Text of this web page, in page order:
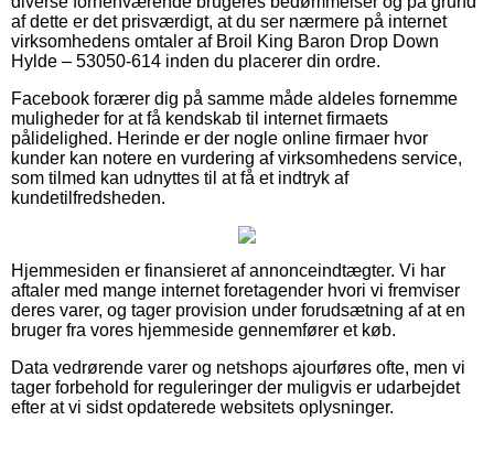
af dette er det prisværdigt, at du ser nærmere på internet
virksomhedens omtaler af Broil King Baron Drop Down
Hylde – 53050-614 inden du placerer din ordre.
Facebook forærer dig på samme måde aldeles fornemme
muligheder for at få kendskab til internet firmaets
pålidelighed. Herinde er der nogle online firmaer hvor
kunder kan notere en vurdering af virksomhedens service,
som tilmed kan udnyttes til at få et indtryk af
kundetilfredsheden.
Hjemmesiden er finansieret af annonceindtægter. Vi har
aftaler med mange internet foretagender hvori vi fremviser
deres varer, og tager provision under forudsætning af at en
bruger fra vores hjemmeside gennemfører et køb.
Data vedrørende varer og netshops ajourføres ofte, men vi
tager forbehold for reguleringer der muligvis er udarbejdet
efter at vi sidst opdaterede websitets oplysninger.